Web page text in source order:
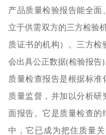
产品质量检验报告能全面
立于供需双方的三方检验
质证书的机构）。三方检
会出具公正数据(检验报告)
质量检查报告是根据标准
质量监督，并加以分析研
面报告。它是质量检查的
中，它已成为把住质量